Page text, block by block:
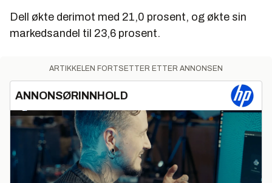
Dell økte derimot med 21,0 prosent, og økte sin
markedsandel til 23,6 prosent.
ARTIKKELEN FORTSETTER ETTER ANNONSEN
ANNONSØRINNHOLD